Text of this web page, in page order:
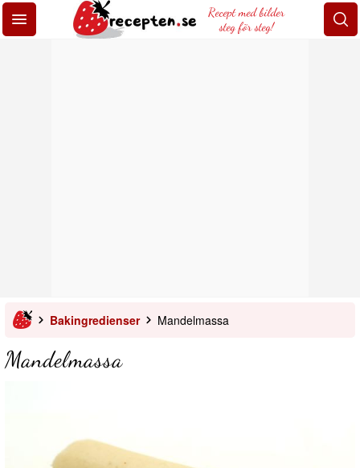
Recept med bilder
steg för steg!
Bakingredienser Mandelmassa
Mandelmassa